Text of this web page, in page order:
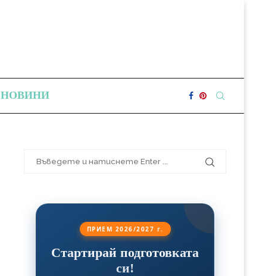
НОВИНИ
ПРИЕМ 2026/2027 г.
Стартирай подготовката
си!